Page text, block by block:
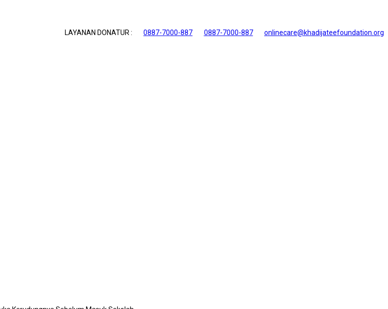
LAYANAN DONATUR : 0887-7000-887 0887-7000-887 onlinecare@khadijateefoundation.org